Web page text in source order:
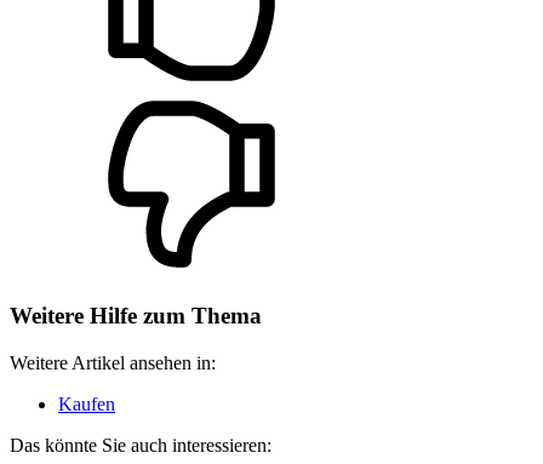
Weitere Hilfe zum Thema
Weitere Artikel ansehen in:
Kaufen
Das könnte Sie auch interessieren: